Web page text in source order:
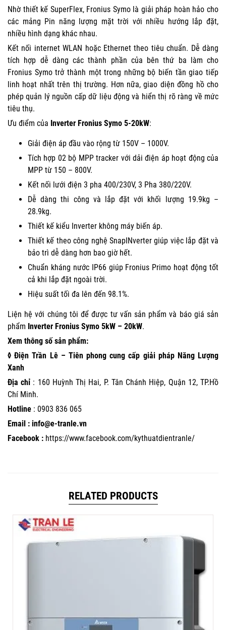
Nhờ thiết kế SuperFlex, Fronius Symo là giải pháp hoàn hảo cho
các mảng Pin năng lượng mặt trời với nhiều hướng lắp đặt,
nhiều hình dạng khác nhau.
Kết nối internet WLAN hoặc Ethernet theo tiêu chuẩn. Dễ dàng
tích hợp dễ dàng các thành phần của bên thứ ba làm cho
Fronius Symo trở thành một trong những bộ biến tần giao tiếp
linh hoạt nhất trên thị trường. Hơn nữa, giao diện đồng hồ cho
phép quản lý nguồn cấp dữ liệu động và hiển thị rõ ràng về mức
tiêu thụ.
Ưu điểm của Inverter Fronius Symo 5-20kW:
Giải điện áp đầu vào rộng từ 150V – 1000V.
Tích hợp 02 bộ MPP tracker với dải điện áp hoạt động của
MPP từ 150 – 800V.
Kết nối lưới điện 3 pha 400/230V, 3 Pha 380/220V.
Dễ dàng thi công và lắp đặt với khối lượng 19.9kg –
28.9kg.
Thiết kế kiểu Inverter không máy biến áp.
Thiết kế theo công nghệ SnapINverter giúp việc lắp đặt và
bảo trì dễ dàng hơn bao giờ hết.
Chuẩn kháng nước IP66 giúp Fronius Primo hoạt động tốt
cả khi lắp đặt ngoài trời.
Hiệu suất tối đa lên đến 98.1%.
Liện hệ với chúng tôi để được tư vấn sản phẩm và báo giá sản
phẩm Inverter Fronius Symo 5kW – 20kW.
Xem thông số sản phẩm:
◊ Điện Trần Lê – Tiên phong cung cấp giải pháp Năng Lượng
Xanh
Địa chỉ : 160 Huỳnh Thị Hai, P. Tân Chánh Hiệp, Quận 12, TP.Hồ
Chí Minh.
Hotline : 0903 836 065
Email : info@e-tranle.vn
Facebook : https://www.facebook.com/kythuatdientranle/
RELATED PRODUCTS